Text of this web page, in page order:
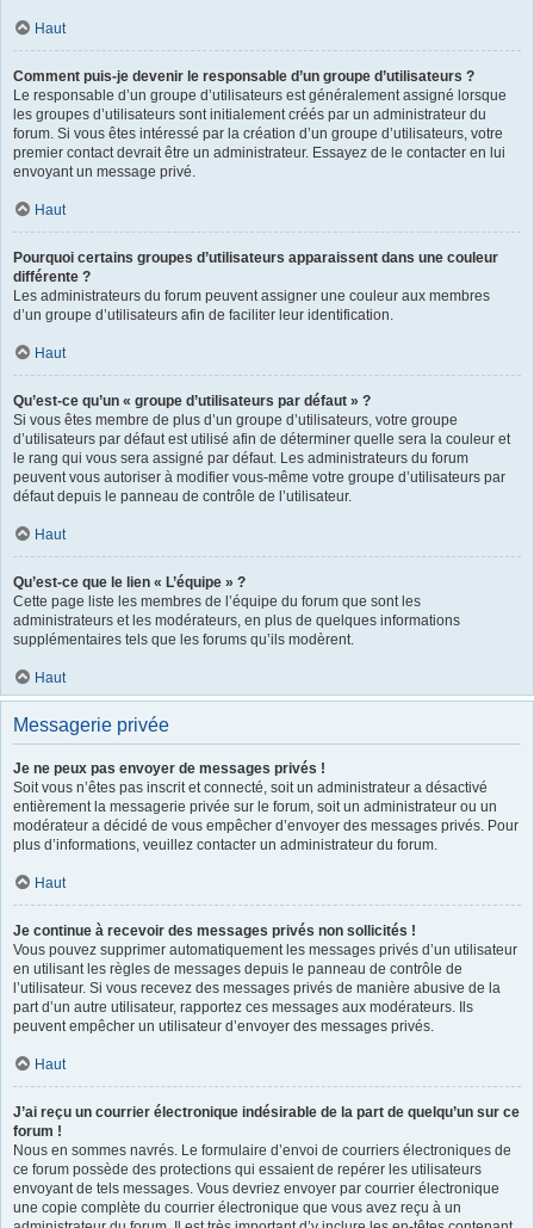
Haut
Comment puis-je devenir le responsable d’un groupe d’utilisateurs ?
Le responsable d’un groupe d’utilisateurs est généralement assigné lorsque
les groupes d’utilisateurs sont initialement créés par un administrateur du
forum. Si vous êtes intéressé par la création d’un groupe d’utilisateurs, votre
premier contact devrait être un administrateur. Essayez de le contacter en lui
envoyant un message privé.
Haut
Pourquoi certains groupes d’utilisateurs apparaissent dans une couleur
différente ?
Les administrateurs du forum peuvent assigner une couleur aux membres
d’un groupe d’utilisateurs afin de faciliter leur identification.
Haut
Qu’est-ce qu’un « groupe d’utilisateurs par défaut » ?
Si vous êtes membre de plus d’un groupe d’utilisateurs, votre groupe
d’utilisateurs par défaut est utilisé afin de déterminer quelle sera la couleur et
le rang qui vous sera assigné par défaut. Les administrateurs du forum
peuvent vous autoriser à modifier vous-même votre groupe d’utilisateurs par
défaut depuis le panneau de contrôle de l’utilisateur.
Haut
Qu’est-ce que le lien « L’équipe » ?
Cette page liste les membres de l’équipe du forum que sont les
administrateurs et les modérateurs, en plus de quelques informations
supplémentaires tels que les forums qu’ils modèrent.
Haut
Messagerie privée
Je ne peux pas envoyer de messages privés !
Soit vous n’êtes pas inscrit et connecté, soit un administrateur a désactivé
entièrement la messagerie privée sur le forum, soit un administrateur ou un
modérateur a décidé de vous empêcher d’envoyer des messages privés. Pour
plus d’informations, veuillez contacter un administrateur du forum.
Haut
Je continue à recevoir des messages privés non sollicités !
Vous pouvez supprimer automatiquement les messages privés d’un utilisateur
en utilisant les règles de messages depuis le panneau de contrôle de
l’utilisateur. Si vous recevez des messages privés de manière abusive de la
part d’un autre utilisateur, rapportez ces messages aux modérateurs. Ils
peuvent empêcher un utilisateur d’envoyer des messages privés.
Haut
J’ai reçu un courrier électronique indésirable de la part de quelqu’un sur ce
forum !
Nous en sommes navrés. Le formulaire d’envoi de courriers électroniques de
ce forum possède des protections qui essaient de repérer les utilisateurs
envoyant de tels messages. Vous devriez envoyer par courrier électronique
une copie complète du courrier électronique que vous avez reçu à un